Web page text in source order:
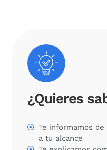
¿Quieres
Te informamos
a tu alcance